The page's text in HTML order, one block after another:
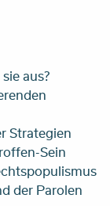
aus?
Strategien
Sein
der Parolen